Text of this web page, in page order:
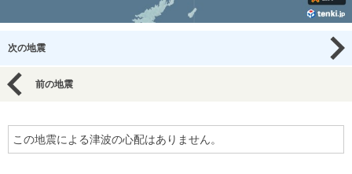
次の地震
前の地震
この地震による津波の心配はありません。